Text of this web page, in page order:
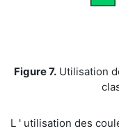
​Figure 7. Utilisation
​L ' utilisation des